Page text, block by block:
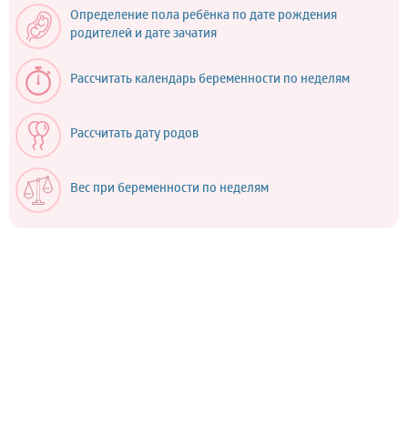
Определение пола ребёнка по дате рождения
родителей и дате зачатия
Рассчитать календарь беременности по неделям
Рассчитать дату родов
Вес при беременности по неделям